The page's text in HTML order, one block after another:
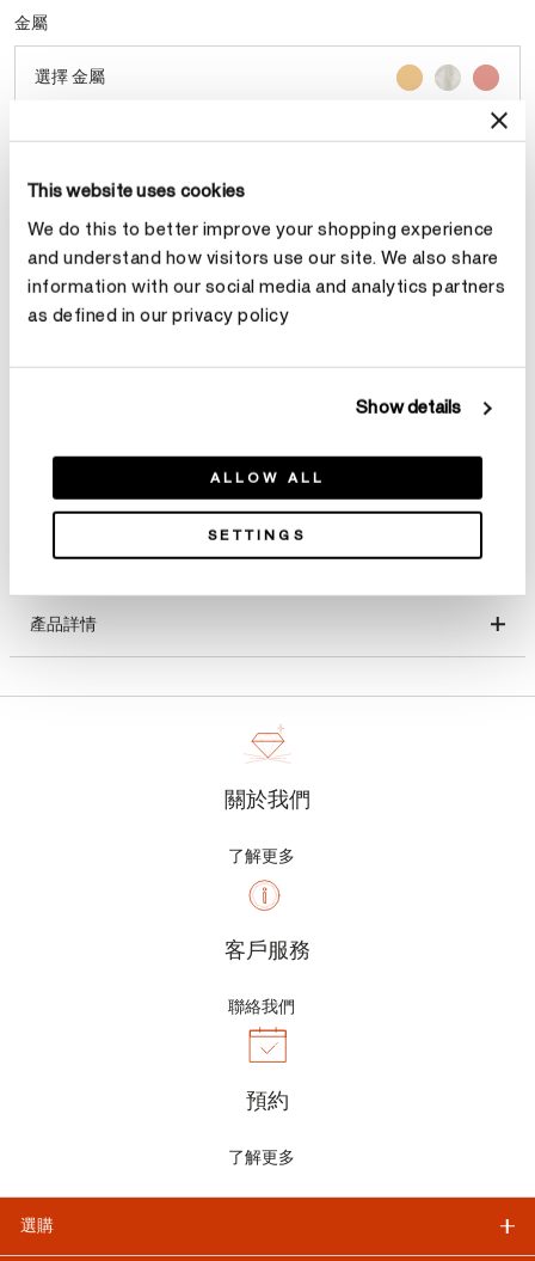
This website uses cookies
We do this to better improve your shopping experience
and understand how visitors use our site. We also share
information with our social media and analytics partners
as defined in our privacy policy
Show details
ALLOW ALL
SETTINGS
金屬
選擇 金屬
選擇 尺寸
克拉總重
產品詳情
關於我們
了解更多
客戶服務
聯絡我們
預約
了解更多
選購